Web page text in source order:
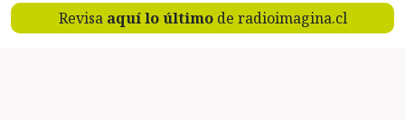
Revisa aquí lo últimode radioimagina.cl